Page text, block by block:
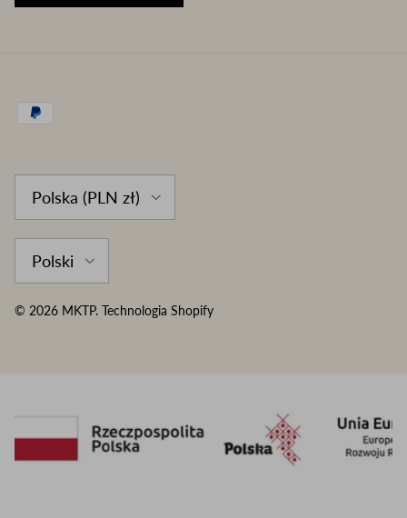
Polska (PLN zł)
Polski
© 2026 MKTP. Technologia Shopify